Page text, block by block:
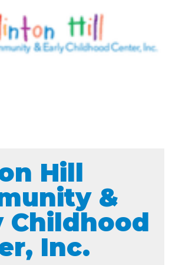
Hill
&
Childhood
Inc.